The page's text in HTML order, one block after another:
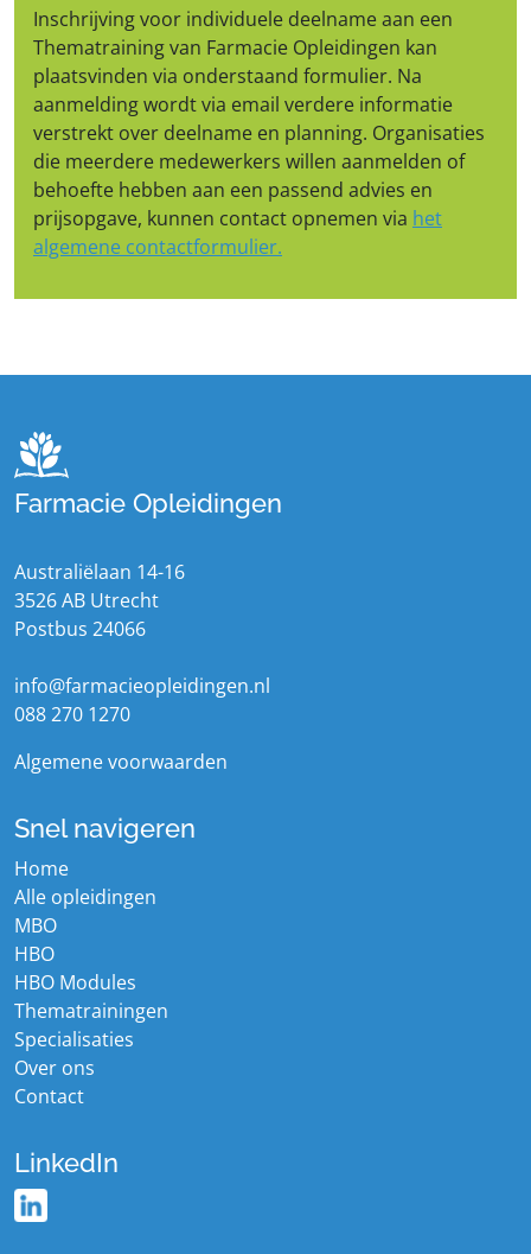
Inschrijving voor individuele deelname aan een
Thematraining van Farmacie Opleidingen kan
plaatsvinden via onderstaand formulier. Na
aanmelding wordt via email verdere informatie
verstrekt over deelname en planning. Organisaties
die meerdere medewerkers willen aanmelden of
behoefte hebben aan een passend advies en
prijsopgave, kunnen contact opnemen via het
algemene contactformulier.
Farmacie Opleidingen
Australiëlaan 14-16
3526 AB Utrecht
Postbus 24066
info@farmacieopleidingen.nl
088 270 1270
Algemene voorwaarden
Snel navigeren
Home
Alle opleidingen
MBO
HBO
HBO Modules
Thematrainingen
Specialisaties
Over ons
Contact
LinkedIn